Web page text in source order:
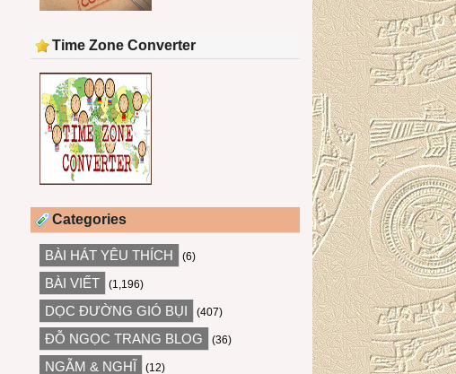
Time Zone Converter
Categories
BÀI HÁT YÊU THÍCH (6)
BÀI VIẾT (1,196)
DỌC ĐƯỜNG GIÓ BỤI (407)
ĐỖ NGỌC TRANG BLOG (36)
NGẪM & NGHĨ (12)